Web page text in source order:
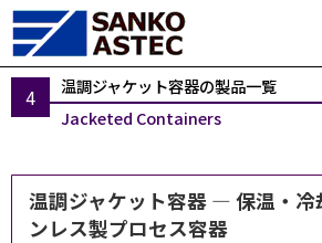
温調ジャケット容器の製品一覧
Jacketed Containers
温調ジャケット容器 ― 保温・冷
ンレス製プロセス容器